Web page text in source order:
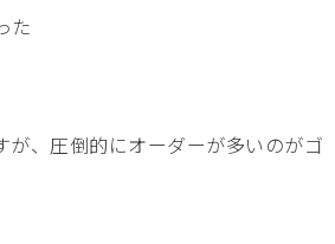
た
が、圧倒的にオーダーが多いのがゴ